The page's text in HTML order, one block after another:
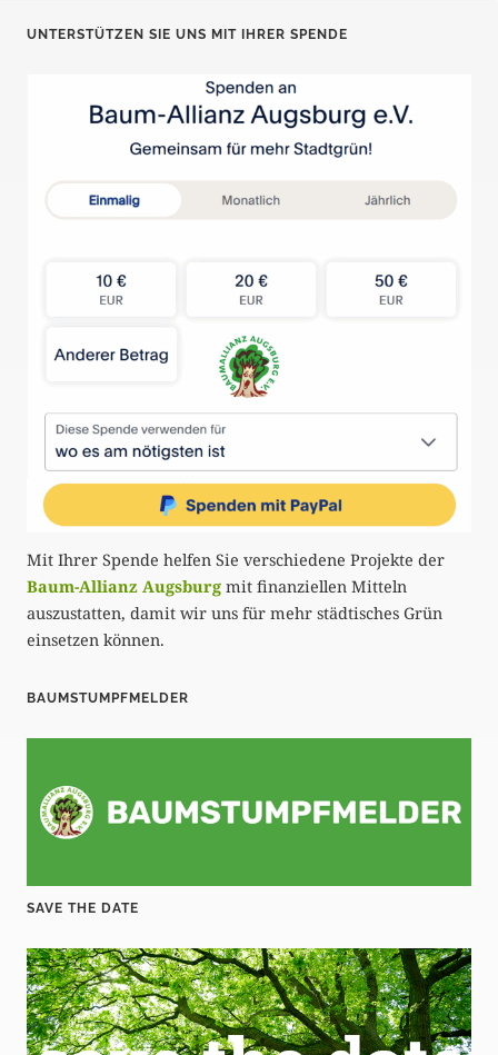
UNTERSTÜTZEN SIE UNS MIT IHRER SPENDE
Mit Ihrer Spende helfen Sie verschiedene Projekte der
Baum-Allianz Augsburg mit finanziellen Mitteln
auszustatten, damit wir uns für mehr städtisches Grün
einsetzen können.
BAUMSTUMPFMELDER
SAVE THE DATE